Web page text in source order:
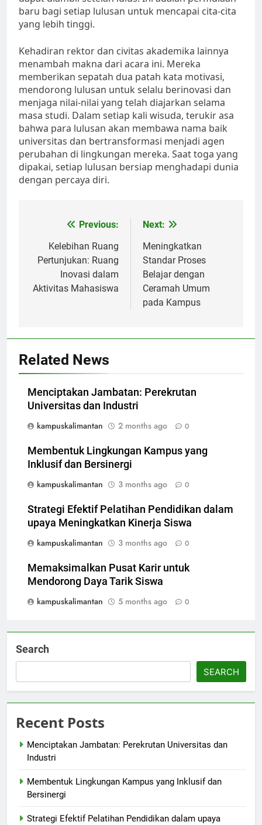
baru bagi setiap lulusan untuk mencapai cita-cita
yang lebih tinggi.
Kehadiran rektor dan civitas akademika lainnya
menambah makna dari acara ini. Mereka
memberikan sepatah dua patah kata motivasi,
mendorong lulusan untuk selalu berinovasi dan
menjaga nilai-nilai yang telah diajarkan selama
masa studi. Dalam setiap kali wisuda, terukir asa
bahwa para lulusan akan membawa nama baik
universitas dan bertransformasi menjadi agen
perubahan di lingkungan mereka. Saat toga yang
dipakai, setiap lulusan bersiap menghadapi dunia
dengan percaya diri.
navigation
Previous:
Kelebihan Ruang
Pertunjukan: Ruang
Inovasi dalam
Aktivitas Mahasiswa
Next:
Meningkatkan
Standar Proses
Belajar dengan
Ceramah Umum
pada Kampus
Related News
Menciptakan Jambatan: Perekrutan
Universitas dan Industri
kampuskalimantan
2 months ago 0
Membentuk Lingkungan Kampus yang
Inklusif dan Bersinergi
kampuskalimantan
3 months ago 0
Strategi Efektif Pelatihan Pendidikan dalam
upaya Meningkatkan Kinerja Siswa
kampuskalimantan
3 months ago 0
Memaksimalkan Pusat Karir untuk
Mendorong Daya Tarik Siswa
kampuskalimantan
5 months ago 0
Search
SEARCH
Recent Posts
Menciptakan Jambatan: Perekrutan Universitas dan
Industri
Membentuk Lingkungan Kampus yang Inklusif dan
Bersinergi
Strategi Efektif Pelatihan Pendidikan dalam upaya